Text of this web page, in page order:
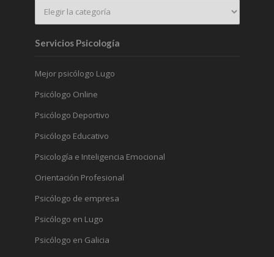
Servicios Psicología
Mejor psicólogo Lugo
Psicólogo Online
Psicólogo Deportivo
Psicólogo Educativo
Psicología e Inteligencia Emocional
Orientación Profesional
Psicólogo de empresa
Psicólogo en Lugo
Psicólogo en Galicia